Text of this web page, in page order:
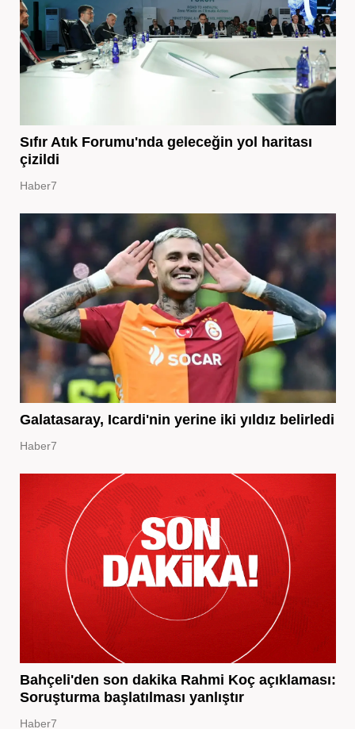
Sıfır Atık Forumu'nda geleceğin yol haritası
çizildi
Haber7
Galatasaray, Icardi'nin yerine iki yıldız belirledi
Haber7
Bahçeli'den son dakika Rahmi Koç açıklaması:
Soruşturma başlatılması yanlıştır
Haber7